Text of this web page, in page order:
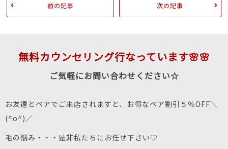
前の記事 次の記事
無料カウンセリング行なっています🌸🌸
ご気軽にお問い合わせください☆
お友達とペアでご来店されますと、お得なペア割引５％OFF＼
(^o^)／
毛の悩み・・・是非私たちにお任せ下さい♡